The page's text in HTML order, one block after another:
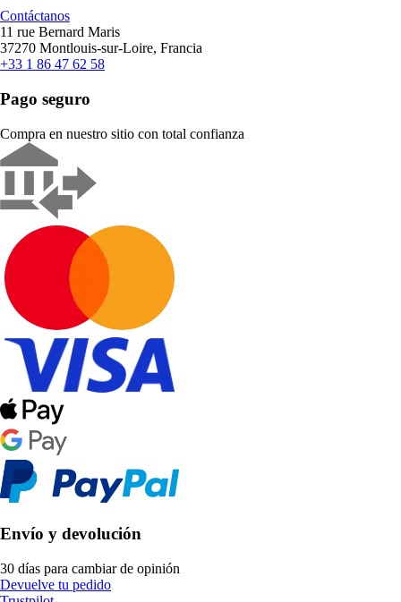
Contáctanos
11 rue Bernard Maris
37270 Montlouis-sur-Loire, Francia
+33 1 86 47 62 58
Pago seguro
Compra en nuestro sitio con total confianza
Envío y devolución
30 días para cambiar de opinión
Devuelve tu pedido